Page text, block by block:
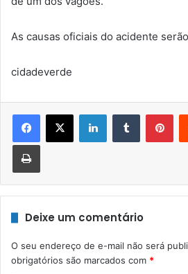
As causas oficiais do acidente
cidadeverde
LinkedinTumblr
Imprimir
Deixe um comentário
O seu endereço de e-mail não será
obrigatórios são marcados com *